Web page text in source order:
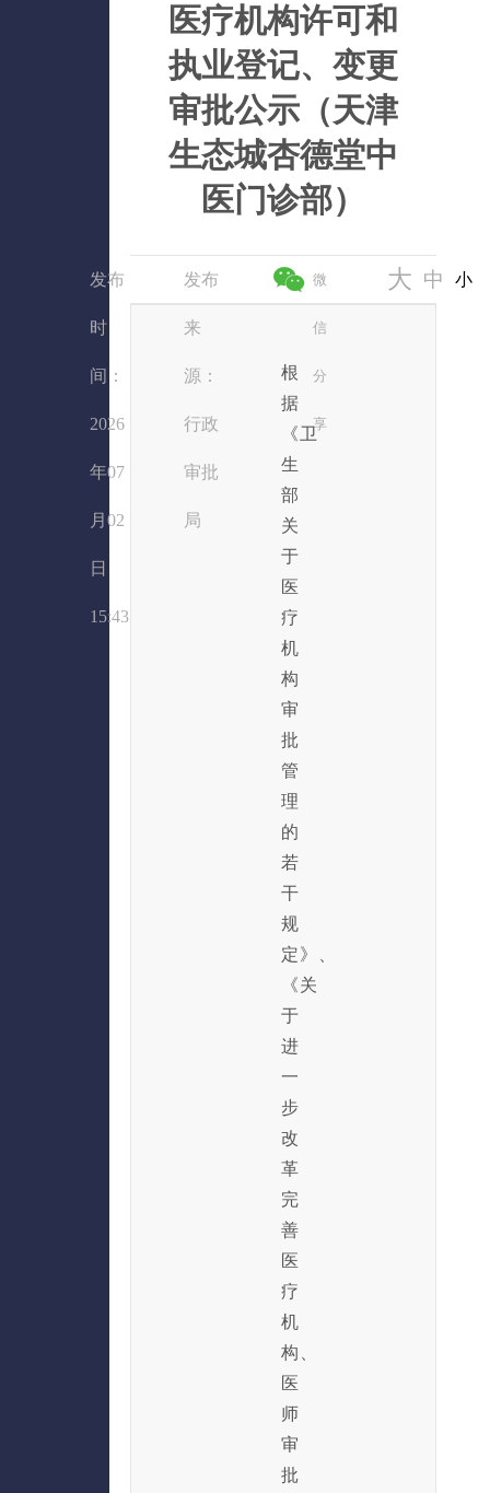
医疗机构许可和
执业登记、变更
审批公示（天津
生态城杏德堂中
医门诊部）
发布
时
间：
2026
年07
月02
日
15:43
发布
来
源：
行政
审批
局
微
信
分
享
大 中 小
根
据
《卫
生
部
关
于
医
疗
机
构
审
批
管
理
的
若
干
规
定》、
《关
于
进
一
步
改
革
完
善
医
疗
机
构、
医
师
审
批